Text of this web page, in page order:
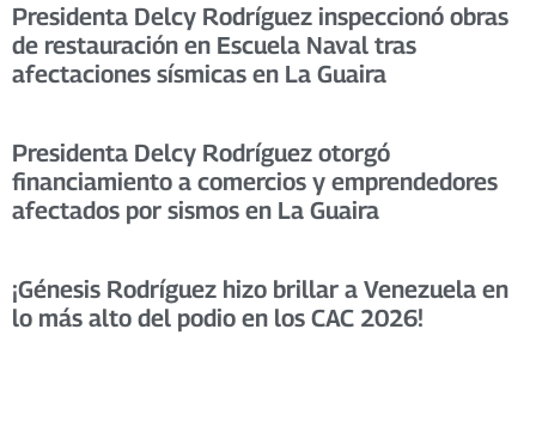
Presidenta Delcy Rodríguez inspeccionó obras
de restauración en Escuela Naval tras
afectaciones sísmicas en La Guaira
Presidenta Delcy Rodríguez otorgó
financiamiento a comercios y emprendedores
afectados por sismos en La Guaira
​¡Génesis Rodríguez hizo brillar a Venezuela en
lo más alto del podio en los CAC 2026! ​